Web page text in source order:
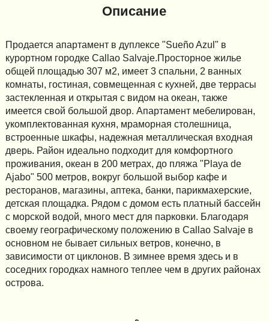
Описание
Продается апартамент в дуплексе "Sueño Azul" в
курортном городке Callao Salvaje.Просторное жилье
общей площадью 307 м2, имеет 3 спальни, 2 ванных
комнаты, гостиная, совмещенная с кухней, две террасы
застекленная и открытая с видом на океан, также
имеется свой большой двор. Апартамент мебелирован,
укомплектованная кухня, мраморная столешница,
встроенные шкафы, надежная металлическая входная
дверь. Район идеально подходит для комфортного
проживания, океан в 200 метрах, до пляжа "Playa de
Ajabo" 500 метров, вокруг большой выбор кафе и
ресторанов, магазины, аптека, банки, парикмахерские,
детская площадка. Рядом с домом есть платный бассейн
с морской водой, много мест для парковки. Благодаря
своему географическому положению в Callao Salvaje в
основном не бывает сильных ветров, конечно, в
зависимости от циклонов. В зимнее время здесь и в
соседних городках намного теплее чем в других районах
острова.